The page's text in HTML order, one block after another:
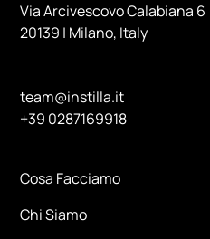
Via Arcivescovo Calabiana 6
20139 | Milano, Italy
team@instilla.it
+39 0287169918
Cosa Facciamo
Chi Siamo